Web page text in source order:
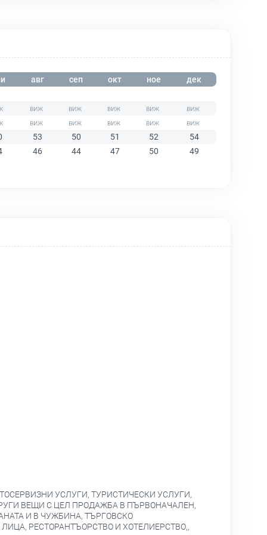
авг сеп окт ное дек
53 50 51 52
54
46 44 47 50 49
УСЛУГИ, ТУРИСТИЧЕСКИ УСЛУГИ,
ВЕЩИ С ЦЕЛ ПРОДАЖБА В ПЪРВОНАЧАЛЕН,
И В ЧУЖБИНА, ТЪРГОВСКО
РЕСТОРАНТЪОРСТВО И ХОТЕЛИЕРСТВО,,